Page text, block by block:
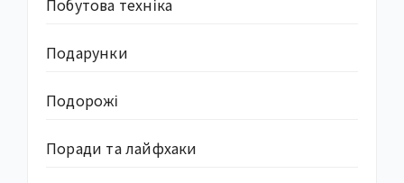
Побутова техніка
Подарунки
Подорожі
Поради та лайфхаки